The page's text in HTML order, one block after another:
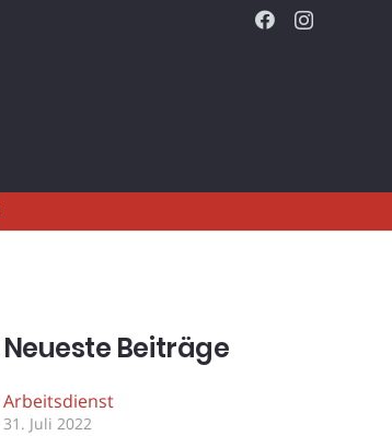
Neueste Beiträge
Arbeitsdienst
31. Juli 2022